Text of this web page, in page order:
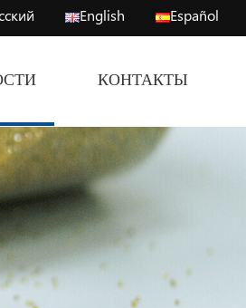
English Español
КОНТАКТЫ